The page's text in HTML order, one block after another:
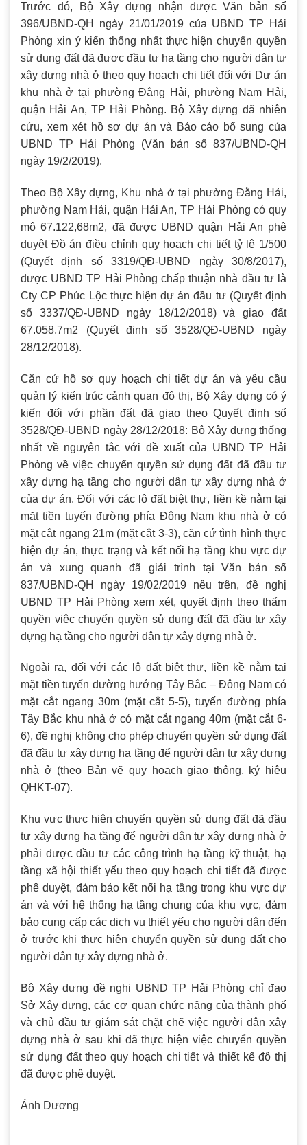
Trước đó, Bộ Xây dựng nhận được Văn bản số
396/UBND-QH ngày 21/01/2019 của UBND TP Hải
Phòng xin ý kiến thống nhất thực hiện chuyển quyền
sử dụng đất đã được đầu tư hạ tầng cho người dân tự
xây dựng nhà ở theo quy hoạch chi tiết đối với Dự án
khu nhà ở tại phường Đằng Hải, phường Nam Hải,
quận Hải An, TP Hải Phòng. Bộ Xây dựng đã nhiên
cứu, xem xét hồ sơ dự án và Báo cáo bổ sung của
UBND TP Hải Phòng (Văn bản số 837/UBND-QH
ngày 19/2/2019).
Theo Bộ Xây dựng, Khu nhà ở tại phường Đằng Hải,
phường Nam Hải, quận Hải An, TP Hải Phòng có quy
mô 67.122,68m2, đã được UBND quận Hải An phê
duyệt Đồ án điều chỉnh quy hoạch chi tiết tỷ lệ 1/500
(Quyết định số 3319/QĐ-UBND ngày 30/8/2017),
được UBND TP Hải Phòng chấp thuận nhà đầu tư là
Cty CP Phúc Lộc thực hiện dự án đầu tư (Quyết định
số 3337/QĐ-UBND ngày 18/12/2018) và giao đất
67.058,7m2 (Quyết định số 3528/QĐ-UBND ngày
28/12/2018).
Căn cứ hồ sơ quy hoạch chi tiết dự án và yêu cầu
quản lý kiến trúc cảnh quan đô thị, Bộ Xây dựng có ý
kiến đối với phần đất đã giao theo Quyết định số
3528/QĐ-UBND ngày 28/12/2018: Bộ Xây dựng thống
nhất về nguyên tắc với đề xuất của UBND TP Hải
Phòng về việc chuyển quyền sử dụng đất đã đầu tư
xây dựng hạ tầng cho người dân tự xây dựng nhà ở
của dự án. Đối với các lô đất biệt thự, liền kề nằm tại
mặt tiền tuyến đường phía Đông Nam khu nhà ở có
mặt cắt ngang 21m (mặt cắt 3-3), căn cứ tình hình thực
hiện dự án, thực trạng và kết nối hạ tầng khu vực dự
án và xung quanh đã giải trình tại Văn bản số
837/UBND-QH ngày 19/02/2019 nêu trên, đề nghị
UBND TP Hải Phòng xem xét, quyết định theo thẩm
quyền việc chuyển quyền sử dụng đất đã đầu tư xây
dựng hạ tầng cho người dân tự xây dựng nhà ở.
Ngoài ra, đối với các lô đất biệt thự, liền kề nằm tại
mặt tiền tuyến đường hướng Tây Bắc – Đông Nam có
mặt cắt ngang 30m (mặt cắt 5-5), tuyến đường phía
Tây Bắc khu nhà ở có mặt cắt ngang 40m (mặt cắt 6-
6), đề nghị không cho phép chuyển quyền sử dụng đất
đã đầu tư xây dựng hạ tầng để người dân tự xây dựng
nhà ở (theo Bản vẽ quy hoạch giao thông, ký hiệu
QHKT-07).
Khu vực thực hiện chuyển quyền sử dụng đất đã đầu
tư xây dựng hạ tầng để người dân tự xây dựng nhà ở
phải được đầu tư các công trình hạ tầng kỹ thuật, hạ
tầng xã hội thiết yếu theo quy hoạch chi tiết đã được
phê duyệt, đảm bảo kết nối hạ tầng trong khu vực dự
án và với hệ thống hạ tầng chung của khu vực, đảm
bảo cung cấp các dịch vụ thiết yếu cho người dân đến
ở trước khi thực hiện chuyển quyền sử dụng đất cho
người dân tự xây dựng nhà ở.
Bộ Xây dựng đề nghị UBND TP Hải Phòng chỉ đạo
Sở Xây dựng, các cơ quan chức năng của thành phố
và chủ đầu tư giám sát chặt chẽ việc người dân xây
dựng nhà ở sau khi đã thực hiện việc chuyển quyền
sử dụng đất theo quy hoạch chi tiết và thiết kế đô thị
đã được phê duyệt.
Ánh Dương